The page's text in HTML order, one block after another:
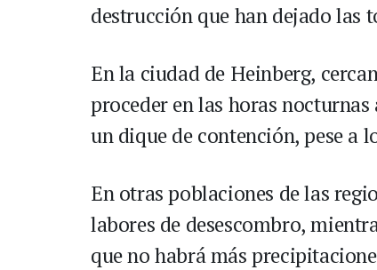
destrucción que han dejado las
En la ciudad de Heinberg,
proceder en las horas
un dique de contención, pese a
En otras poblaciones de las
labores de desescombro,
que no habrá más